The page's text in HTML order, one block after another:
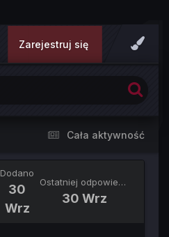
Zarejestruj się
Cała aktywność
Dodano
30
Wrz
Ostatniej odpowiedzi
30 Wrz